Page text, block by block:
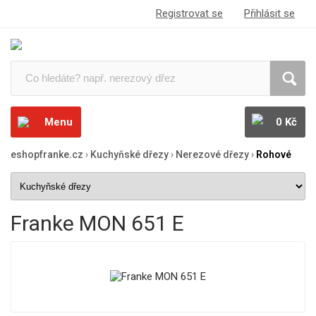
Registrovat se Přihlásit se
Menu 0 Kč
eshopfranke.cz › Kuchyňské dřezy› Nerezové dřezy› Rohové
Franke MON 651 E